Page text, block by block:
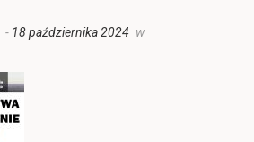
- 18 października 2024 w